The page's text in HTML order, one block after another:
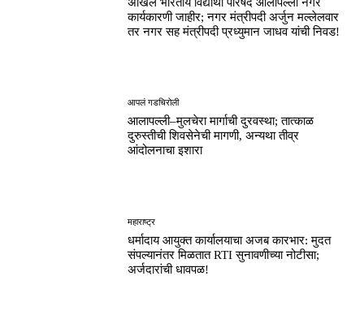
कार्यकारणी जाहीर; नगर मंत्रीपदी अर्जुन मल्लेलवार
तर नगर सह मंत्रीपदी प्रध्युमान जाधव यांची निवड!
आपलं गडचिरोली
आलापल्ली–मुलचेरा मार्गाची दुरवस्था; तात्काळ
दुरुस्तीची शिवसेनेची मागणी, अन्यथा तीव्र
आंदोलनाचा इशारा
महाराष्ट्र
धर्मादाय आयुक्त कार्यालयाचा अजब कारभार: मुदत
संपल्यानंतर मिळतात RTI सुनावणीच्या नोटीसा;
अर्जदारांची धावपळ!